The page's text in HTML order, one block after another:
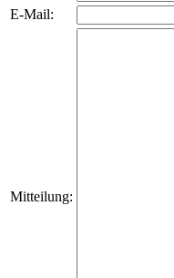
E-Mail:
Mitteilung: